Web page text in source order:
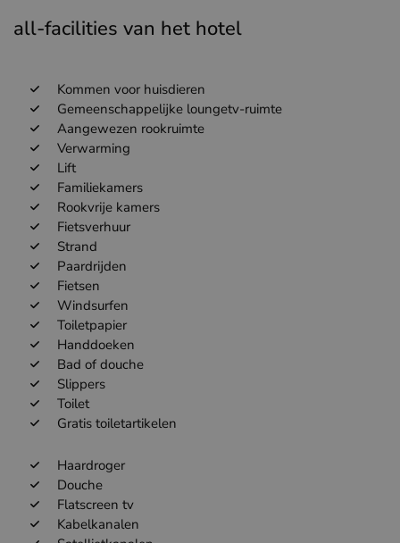
all-facilities van het hotel
Kommen voor huisdieren
Gemeenschappelijke loungetv-ruimte
Aangewezen rookruimte
Verwarming
Lift
Familiekamers
Rookvrije kamers
Fietsverhuur
Strand
Paardrijden
Fietsen
Windsurfen
Toiletpapier
Handdoeken
Bad of douche
Slippers
Toilet
Gratis toiletartikelen
Haardroger
Douche
Flatscreen tv
Kabelkanalen